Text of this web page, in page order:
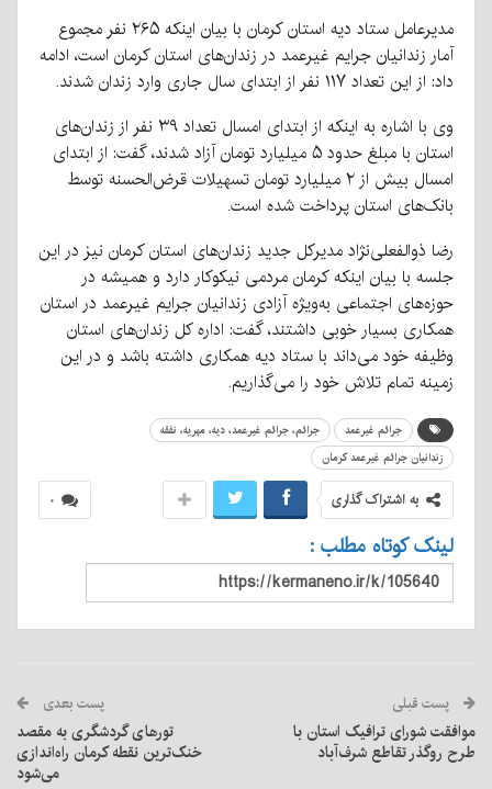
مدیرعامل ستاد دیه استان کرمان با بیان اینکه ۲۶۵ نفر مجموع
آمار زندانیان جرایم غیرعمد در زندان‌های استان کرمان است، ادامه
داد: از این تعداد ۱۱۷ نفر از ابتدای سال جاری وارد زندان شدند.
وی با اشاره به اینکه از ابتدای امسال تعداد ۳۹ نفر از زندان‌های
استان با مبلغ حدود ۵ میلیارد تومان آزاد شدند، گفت: از ابتدای
امسال بیش از ۲ میلیارد تومان تسهیلات قرض‌الحسنه توسط
بانک‌های استان پرداخت شده است.
رضا ذوالفعلی‌نژاد مدیرکل جدید زندان‌های استان کرمان نیز در این
جلسه با بیان اینکه کرمان مردمی نیکوکار دارد و همیشه در
حوزه‌های اجتماعی به‌ویژه آزادی زندانیان جرایم غیرعمد در استان
همکاری بسیار خوبی داشتند، گفت: اداره کل زندان‌های استان
وظیفه خود می‌داند با ستاد دیه همکاری داشته باشد و در این
زمینه تمام تلاش خود را می‌گذاریم.
جرائم غیرعمد
جرائم، جرائم غیرعمد، دیه، مهریه، نفقه
زندانیان جرائم غیرعمد کرمان
۰ به اشتراک گذاری
لینک کوتاه مطلب :
پست قبلی
موافقت شورای ترافیک استان با
طرح روگذر تقاطع شرف‌آباد
پست بعدی
تور‌های گردشگری به مقصد
خنک‌ترین نقطه کرمان راه‌اندازی
می‌شود